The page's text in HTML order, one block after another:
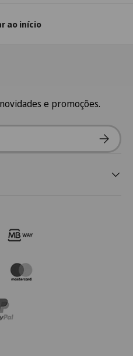
ao início
e promoções.